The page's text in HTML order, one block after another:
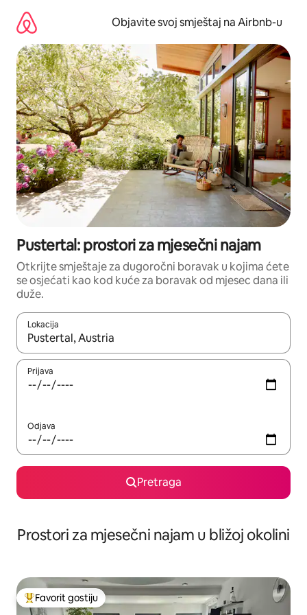
sadržaj
Objavite svoj smještaj na Airbnb-u
Pustertal: prostori za mjesečni najam
Otkrijte smještaje za dugoročni boravak u kojima ćete
se osjećati kao kod kuće za boravak od mjesec dana ili
duže.
Lokacija
Kad su rezultati dostupni, možete da se krećete kroz njih
Prijava
Odjava
Pretraga
Prostori za mjesečni najam u bližoj okolini
Glavni favorit gostiju
Favorit gostiju